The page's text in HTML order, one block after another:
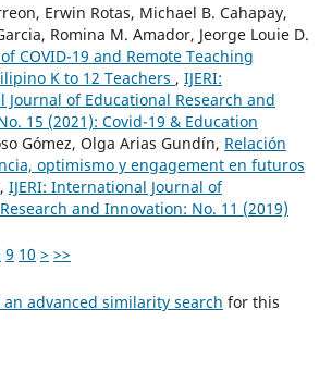
Erwin Rotas, Michael B. Cahapay,
Romina M. Amador, Jeorge Louie D.
COVID-19 and Remote Teaching
K to 12 Teachers , IJERI:
of Educational Research and
15 (2021): Covid-19 & Education
Gómez, Olga Arias Gundín, Relación
optimismo y engagement en futuros
, IJERI: International Journal of
and Innovation: No. 11 (2019)
9 10 > >>
advanced similarity search for this